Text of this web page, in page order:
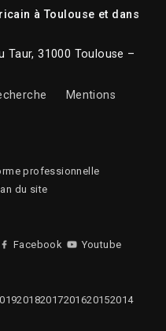
à Toulouse et dans
Taur, 31000 Toulouse –
Mentions
professionnelle
du site
Facebook Youtube
20182017201620152014